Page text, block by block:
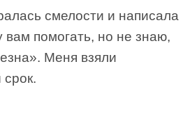
смелости и написала
помогать, но не знаю,
Меня взяли